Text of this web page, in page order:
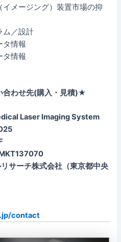
イメージング）装置市場の抑
ム／設計
タ情報
タ情報
合わせ先(購入・見積)★
Laser Imaging System
サーチ株式会社（東京都中央
contact